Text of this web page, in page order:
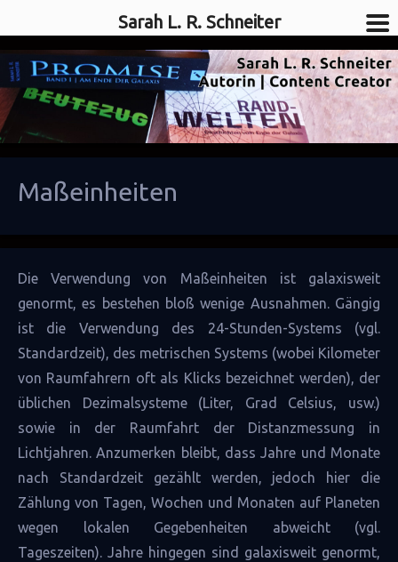
Sarah L. R. Schneiter
Maßeinheiten
Die Verwendung von Maßeinheiten ist galaxisweit
genormt, es bestehen bloß wenige Ausnahmen. Gängig
ist die Verwendung des 24-Stunden-Systems (vgl.
Standardzeit), des metrischen Systems (wobei Kilometer
von Raumfahrern oft als Klicks bezeichnet werden), der
üblichen Dezimalsysteme (Liter, Grad Celsius, usw.)
sowie in der Raumfahrt der Distanzmessung in
Lichtjahren. Anzumerken bleibt, dass Jahre und Monate
nach Standardzeit gezählt werden, jedoch hier die
Zählung von Tagen, Wochen und Monaten auf Planeten
wegen lokalen Gegebenheiten abweicht (vgl.
Tageszeiten). Jahre hingegen sind galaxisweit genormt,
Sarah L. R. Schneiter